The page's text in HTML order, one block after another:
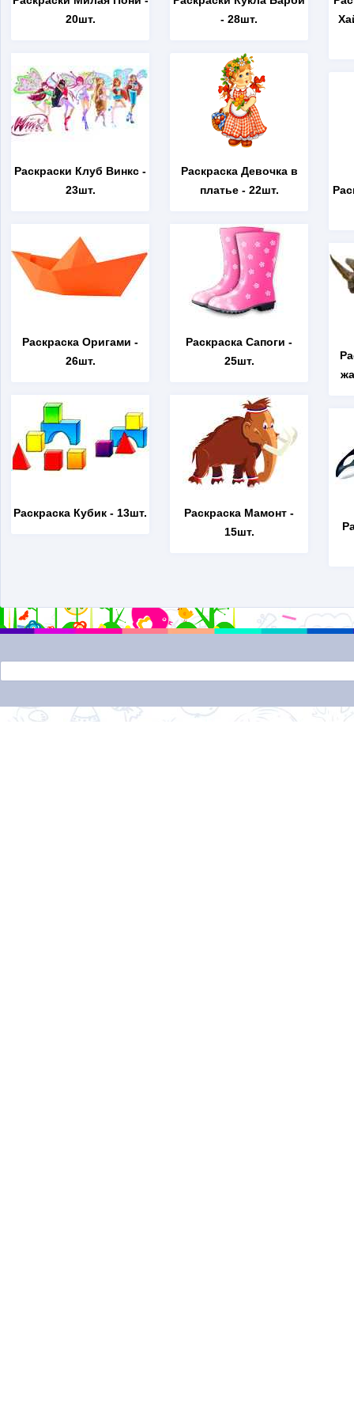
20шт.
Раскраски Клуб Винкс -
23шт.
Раскраска Оригами -
26шт.
Раскраска Кубик - 13шт.
- 28шт.
Раскраска Девочка в
платье- 22шт.
Раскраска Сапоги -
25шт.
Раскраска Мамонт -
15шт.